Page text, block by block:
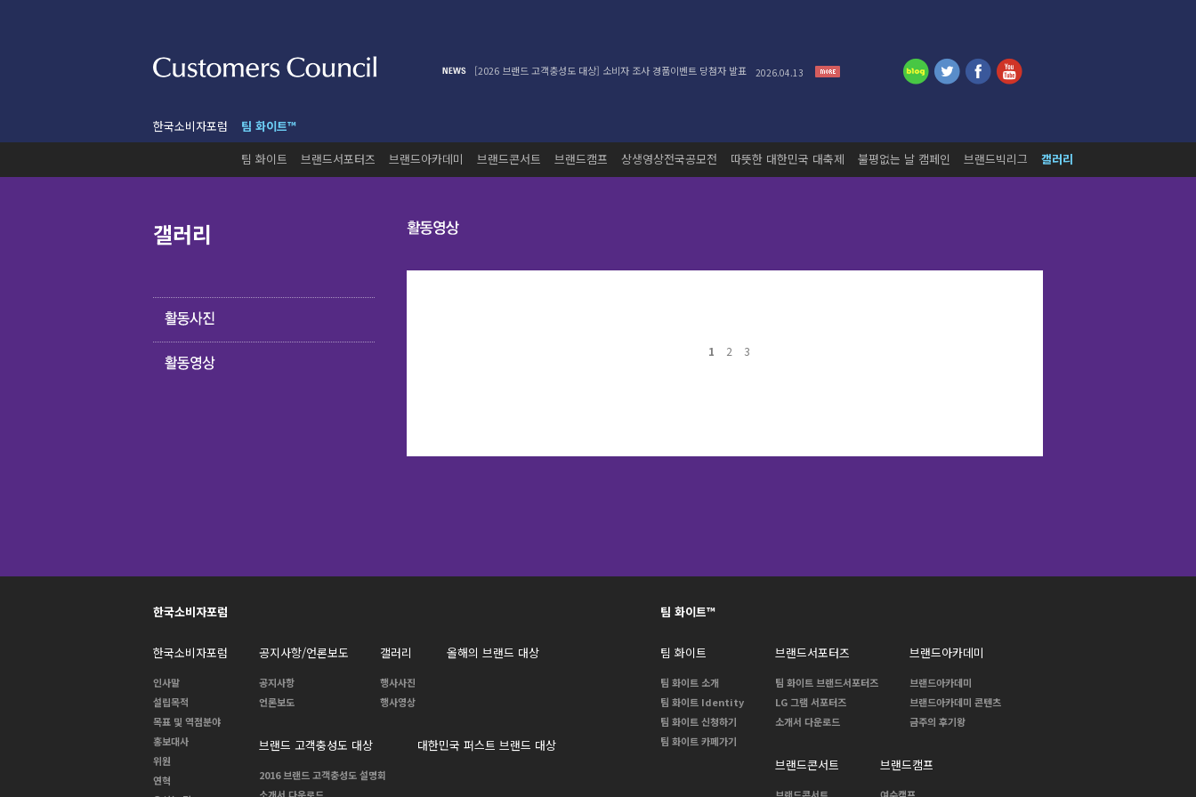
[2026 브랜드 고객충성도 대상] 소비자 조사 경품이벤트 당첨자 발표 2026.04.13
한국소비자포럼
팀 화이트™
팀 화이트
브랜드서포터즈 브랜드아카데미 브랜드콘서트 브랜드캠프 상생영상전국공모전 따뜻한 대한민국 대축제 불평없는 날 캠페인 브랜드빅리그 갤러리
갤러리
1 2 3
한국소비자포럼
한국소비자포럼
인사말
설립목적
목표 및 역점분야
홍보대사
위원
연혁
공지사항/언론보도
공지사항
언론보도
갤러리
행사사진
행사영상
올해의 브랜드 대상
브랜드 고객충성도 대상
2016 브랜드 고객충성도 설명회
대한민국 퍼스트 브랜드 대상
팀 화이트™
팀 화이트
팀 화이트 소개
팀 화이트 Identity
팀 화이트 신청하기
팀 화이트 카페가기
브랜드서포터즈
팀 화이트 브랜드서포터즈
LG 그램 서포터즈
소개서 다운로드
브랜드아카데미
브랜드아카데미
브랜드아카데미 콘텐츠
금주의 후기왕
브랜드콘서트 브랜드캠프